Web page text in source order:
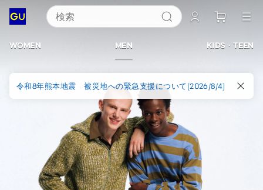
ジ
ー
ユ
検索
WOMEN MEN KIDS・TEEN
令和8年熊本地震 被災地への緊急支援について(2026/8/4)